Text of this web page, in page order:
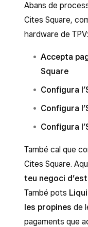
Abans de
Cites Square,
hardware de TPV:
Accepta
Square
Configura
Configura
Configura
També cal que
Cites Square.
teu negoci
També pots
les propines de
pagaments que